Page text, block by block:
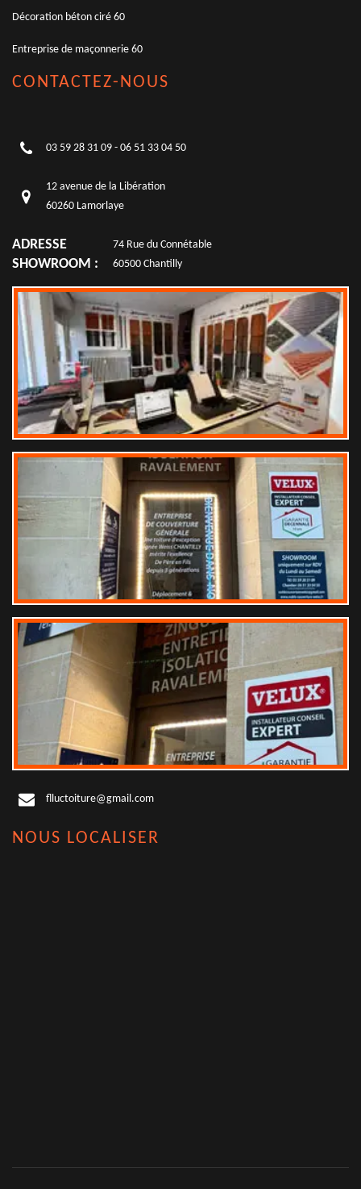
Décoration béton ciré 60
Entreprise de maçonnerie 60
CONTACTEZ-NOUS
03 59 28 31 09 - 06 51 33 04 50
12 avenue de la Libération
60260 Lamorlaye
ADRESSE
SHOWROOM :
74 Rue du Connétable
60500 Chantilly
flluctoiture@gmail.com
NOUS LOCALISER